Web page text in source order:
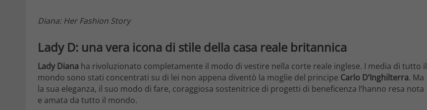
Diana: Her Fashion Story
Lady D: una vera icona di stile della casa reale britannica
Lady Diana ha rivoluzionato completamente il modo di vestire nella corte reale inglese. I media di tutto il
mondo sono stati concentrati su di lei non appena diventò la moglie del principe Carlo D’Inghilterra. Ma
la sua eleganza, il suo modo di fare, coraggiosa sostenitrice di progetti di beneficenza l’hanno resa nota
e amata da tutto il mondo.